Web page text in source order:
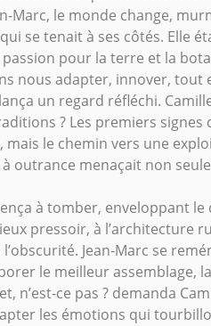
Marc, le monde change,
se tenait à ses côtés. Elle
passion pour la terre et la
nous adapter, innover, tout
un regard réfléchi.
? Les premiers
mais le chemin vers une
outrance menaçait non
à tomber, enveloppant
pressoir, à l’architecture
Jean-Marc se
le meilleur assemblage,
n’est-ce pas ? demanda
les émotions qui